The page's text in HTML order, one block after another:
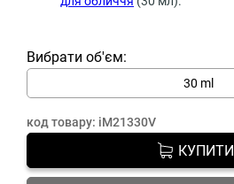
Вибрати об'єм:
30 ml
код товару: iM21330V
КУПИТИ